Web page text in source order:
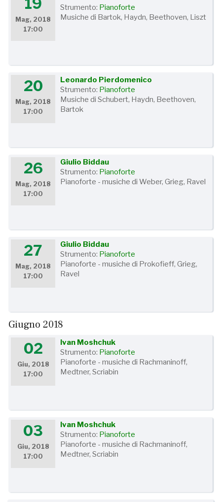
Mag, 2018
17:00
Strumento: Pianoforte
Musiche di Bartok, Haydn, Beethoven, Liszt
20
Mag, 2018
17:00
Leonardo Pierdomenico
Strumento: Pianoforte
Musiche di Schubert, Haydn, Beethoven,
Bartok
26
Mag, 2018
17:00
Giulio Biddau
Strumento: Pianoforte
Pianoforte - musiche di Weber, Grieg, Ravel
27
Mag, 2018
17:00
Giulio Biddau
Strumento: Pianoforte
Pianoforte - musiche di Prokofieff, Grieg,
Ravel
Giugno 2018
02
Giu, 2018
17:00
Ivan Moshchuk
Strumento: Pianoforte
Pianoforte - musiche di Rachmaninoff,
Medtner, Scriabin
03
Giu, 2018
17:00
Ivan Moshchuk
Strumento: Pianoforte
Pianoforte - musiche di Rachmaninoff,
Medtner, Scriabin